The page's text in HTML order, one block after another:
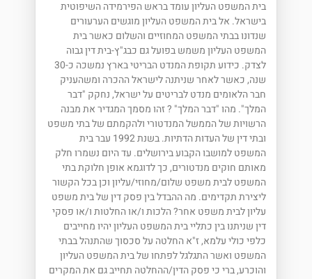
בית המשפט העליון עומד בראש הפירמידה השיפוטית
בישראל. אל בית המשפט העליון מוגשים הערעורים
שנדונו בבתי המשפט המחוזיים והשלום כאשר בית
המשפט העליון משמש בפועל גם כבג"ץ-בית דין גבוה
לצדק. כידוע תקופת המנדט הבריטי בארץ נמשכה כ-30
שנה, כאשר לאחר שניתנה לישראל ההכרה ומשהעניק
חבר הלאומים מנדט לבריטים על ישראל, נחקק "דבר
המלך". מהו "דבר המלך" ? זהו מסמך המגדיר את מבנה
הרשויות של הממשל המנדטורי ולהקמתם של בתי משפט
ובתי דין של העדות הדתיות. בשנת 1992 עבר בית
המשפט למושבו הקבוע בירושלים. עד היום נשמרו חלק
מאותם חוקים מנדטורים, כך לדוגמא אופן חלוקת בתי
המשפט לבית משפט שלום/מחוזי/עליון וכן בכל הקשור
ליצירת תקדימים. מה ההבדל בין פסק דין של בית משפט
עליון לבית משפט אחר? הלכות ו/או החלטות ו/או פסקי
דין שניתנו בין כתליי בית המשפט העליון יהיו מחייבים
כלפי כולי עלמא, ז"א החלטה על סכסוך שהתנהל בבתי
המשפט ואשר התגלגל לפתחו של בית המשפט העליון
והוכרע, ברי כי פסק הדין/ההחלטה תחייב גם את המקרים